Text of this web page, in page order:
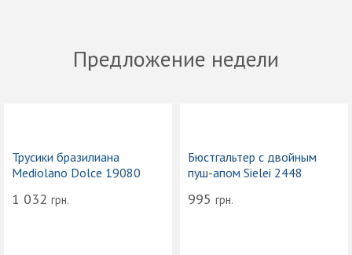
Предложение недели
Трусики бразилиана
Mediolano Dolce 19080
1 032 грн.
Бюстгальтер с двойным
пуш-апом Sielei 2448
995 грн.